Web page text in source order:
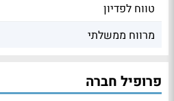
טווח לפדיון
מרווח ממשלתי
פרופיל חברה